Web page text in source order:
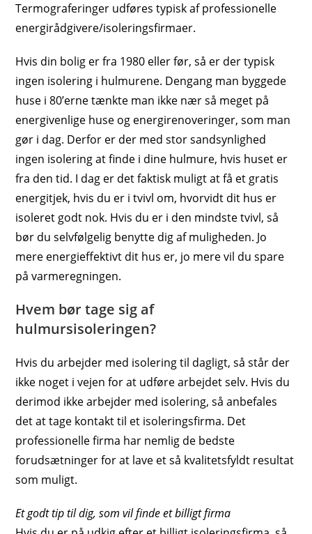
Termograferinger udføres typisk af professionelle
energirådgivere/isoleringsfirmaer.
Hvis din bolig er fra 1980 eller før, så er der typisk
ingen isolering i hulmurene. Dengang man byggede
huse i 80’erne tænkte man ikke nær så meget på
energivenlige huse og energirenoveringer, som man
gør i dag. Derfor er der med stor sandsynlighed
ingen isolering at finde i dine hulmure, hvis huset er
fra den tid. I dag er det faktisk muligt at få et gratis
energitjek, hvis du er i tvivl om, hvorvidt dit hus er
isoleret godt nok. Hvis du er i den mindste tvivl, så
bør du selvfølgelig benytte dig af muligheden. Jo
mere energieffektivt dit hus er, jo mere vil du spare
på varmeregningen.
Hvem bør tage sig af
hulmursisoleringen?
Hvis du arbejder med isolering til dagligt, så står der
ikke noget i vejen for at udføre arbejdet selv. Hvis du
derimod ikke arbejder med isolering, så anbefales
det at tage kontakt til et isoleringsfirma. Det
professionelle firma har nemlig de bedste
forudsætninger for at lave et så kvalitetsfyldt resultat
som muligt.
Et godt tip til dig, som vil finde et billigt firma